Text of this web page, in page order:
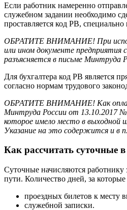
Если работник намеренно
служебном задании необходимо
проставляется код РВ,
ОБРАТИТЕ ВНИМАНИЕ! При
или ином документе предприятия
разъясняется в письме Минтруда
Для бухгалтера код РВ является
согласно нормам трудового
ОБРАТИТЕ ВНИМАНИЕ! Как
Минтруда России от 13.10.2017 №
которое имело место в выходной
Указание на это содержится и в
Как рассчитать суточные
Суточные начисляются
пути. Количество дней, за
проездных билетов к месту
служебной записки.